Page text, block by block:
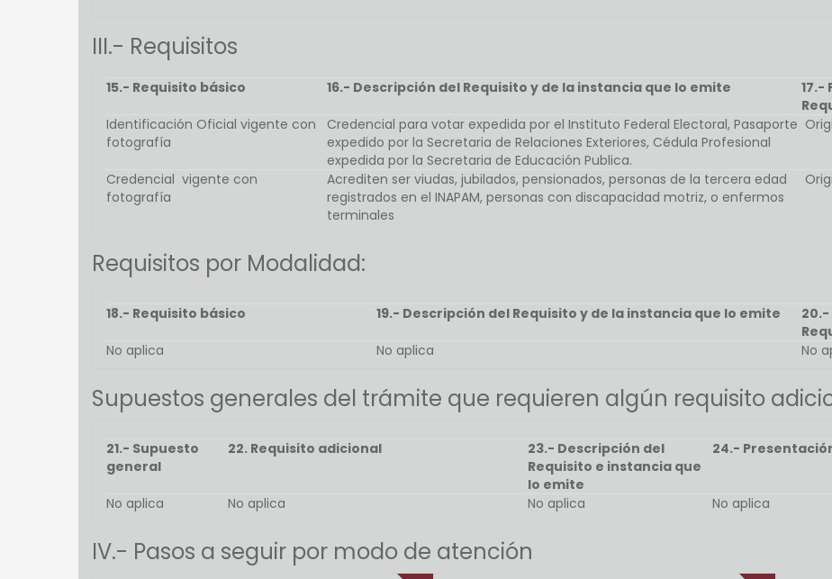
III.- Requisitos
15.- Requisito básico 16.- Descripción del Requisito y de la instancia que lo emite
17.-
Identificación Oficial vigente con
fotografía
Credencial para votar expedida por el Instituto Federal Electoral, Pasaporte
expedido por la Secretaria de Relaciones Exteriores, Cédula Profesional
expedida por la Secretaria de Educación Publica.
Credencial vigente con
fotografía
Acrediten ser viudas, jubilados, pensionados, personas de la tercera edad
registrados en el INAPAM, personas con discapacidad motriz, o enfermos
terminales
Requisitos por Modalidad:
18.- Requisito básico 19.- Descripción del Requisito y de la instancia que lo emite
No aplica
No aplica No
Supuestos generales del trámite que requieren algún requisito
21.- Supuesto
general
22. Requisito adicional
23.- Descripción del
Requisito e instancia que
lo emite
24.-
No aplica No aplica No aplica No aplica
IV.- Pasos a seguir por modo de atención